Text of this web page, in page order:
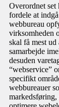
Overordnet set
fordele at
webbureau
virksomheden
skal få mest ud
samarbejde
desuden
“webservice”
specifikt
webbureauer